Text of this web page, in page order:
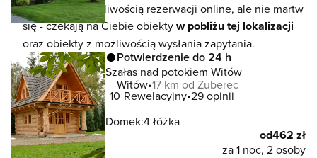
noclegów z możliwością rezerwacji online, ale nie martw
się - czekają na Ciebie obiektyw pobliżu tej lokalizacji
oraz obiekty z możliwością wysłania zapytania.
Potwierdzenie do 24 h
Szałas nad potokiem Witów
Witów 17 km od Zuberec
10 Rewelacyjny 29 opinii
Domek:4 łóżka
od462 zł
za 1 noc, 2 osoby